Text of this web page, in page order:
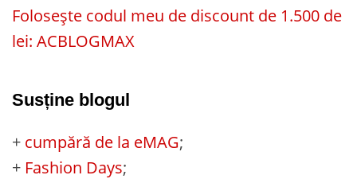
Folosește codul meu de discount de 1.500 de
lei: ACBLOGMAX
Susține blogul
+ cumpără de la eMAG;
+ Fashion Days;